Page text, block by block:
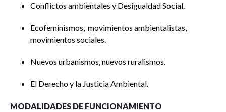
Conflictos ambientales y Desigualdad Social.
Ecofeminismos, movimientos ambientalistas,
movimientos sociales.
Nuevos urbanismos, nuevos ruralismos.
El Derecho y la Justicia Ambiental.
MODALIDADES DE FUNCIONAMIENTO